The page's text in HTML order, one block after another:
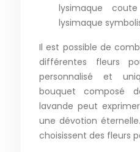
lysimaque
lysimaque
Il est possible de
différentes fleurs
personnalisé et
bouquet composé
lavande peut
une dévotion
choisissent des fleurs